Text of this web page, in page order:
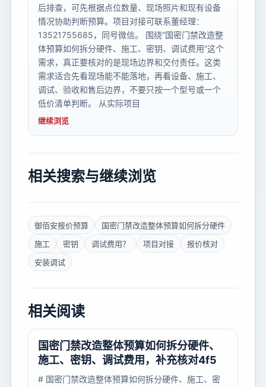
后排查，可先根据点位数量、现场照片和现有设备
情况协助判断预算。项目对接可联系董经理：
13521755685，同号微信。 围绕“国密门禁改造整
体预算如何拆分硬件、施工、密钥、调试费用”这个
需求，真正要核对的是现场边界和交付责任。这类
需求适合先看现场能不能落地，再看设备、施工、
调试、验收和售后边界，不要只按一个型号或一个
低价清单判断。 从实际项目
继续浏览
相关搜索与继续浏览
御佰安报价预算
国密门禁改造整体预算如何拆分硬件
施工
密钥 调试费用？ 项目对接
报价核对
安装调试
相关阅读
国密门禁改造整体预算如何拆分硬件、
施工、密钥、调试费用，补充核对4f5
# 国密门禁改造整体预算如何拆分硬件、施工、密